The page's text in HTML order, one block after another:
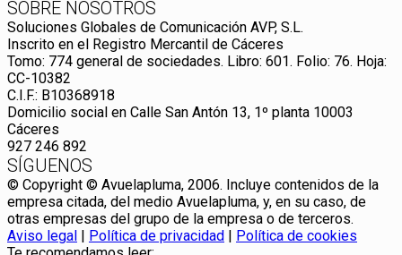
SOBRE NOSOTROS
Soluciones Globales de Comunicación AVP, S.L.
Inscrito en el Registro Mercantil de Cáceres
Tomo: 774 general de sociedades. Libro: 601. Folio: 76. Hoja:
CC-10382
C.I.F.: B10368918
Domicilio social en Calle San Antón 13, 1º planta 10003
Cáceres
927 246 892
SÍGUENOS
© Copyright © Avuelapluma, 2006. Incluye contenidos de la
empresa citada, del medio Avuelapluma, y, en su caso, de
otras empresas del grupo de la empresa o de terceros.
Aviso legal | Política de privacidad | Política de cookies